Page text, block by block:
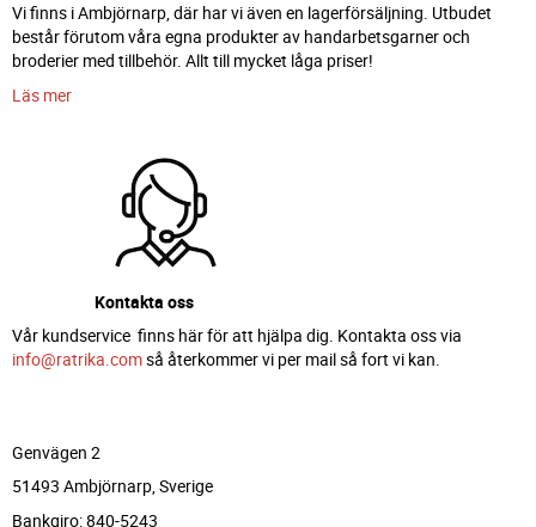
Vi finns i Ambjörnarp, där har vi även en lagerförsäljning. Utbudet
består förutom våra egna produkter av handarbetsgarner och
broderier med tillbehör. Allt till mycket låga priser!
Läs mer
Kontakta oss
Vår kundservice finns här för att hjälpa dig. Kontakta oss via
info@ratrika.comså återkommer vi per mail så fort vi kan.
Genvägen 2
51493 Ambjörnarp, Sverige
Bankgiro: 840-5243